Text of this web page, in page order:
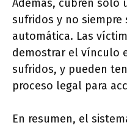
Además, cubren solo
sufridos y no siempre
automática. Las
demostrar el vínculo
sufridos, y pueden
proceso legal para
En resumen, el